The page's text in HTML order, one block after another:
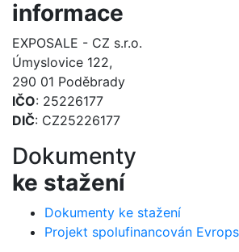
informace
EXPOSALE - CZ s.r.o.
Úmyslovice 122,
290 01 Poděbrady
IČO: 25226177
DIČ: CZ25226177
Dokumenty
ke stažení
Dokumenty ke stažení
Projekt spolufinancován